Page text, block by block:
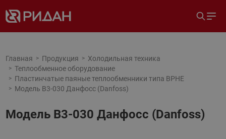
Главная Продукция
Холодильная техника
Теплообменное оборудование
Пластинчатые паяные теплообменники типа BPHE
Модель B3-030 Данфосс (Danfoss)
Модель B3-030 Данфосс (Danfoss)